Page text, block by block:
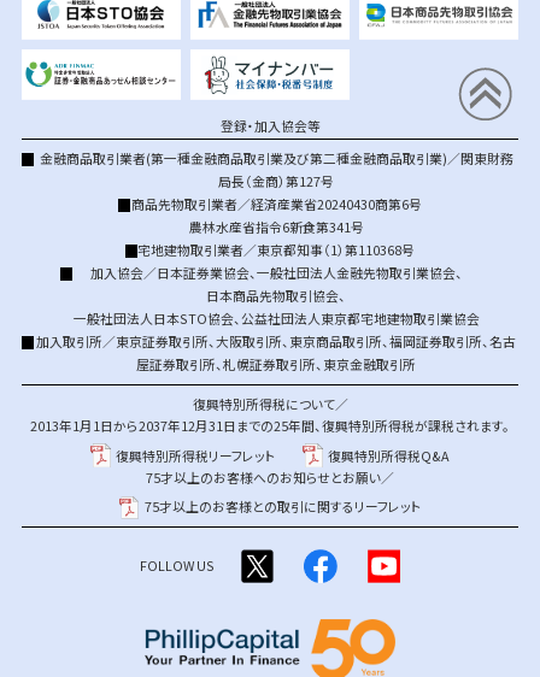
登録・加入協会等
金融商品取引業者(第一種金融商品取引業及び第二種金融商品取引業)／関東財務
局長（金商）第127号
商品先物取引業者／経済産業省20240430商第6号
農林水産省指令6新食第341号
宅地建物取引業者／東京都知事（1）第110368号
加入協会／日本証券業協会、一般社団法人金融先物取引業協会、
日本商品先物取引協会、
一般社団法人日本STO協会、公益社団法人東京都宅地建物取引業協会
加入取引所／東京証券取引所、大阪取引所、 東京商品取引所、福岡証券取引所、名古
屋証券取引所、札幌証券取引所、 東京金融取引所
復興特別所得税について／
2013年1月1日から2037年12月31日までの25年間、復興特別所得税が課税されます。
復興特別所得税リーフレット
復興特別所得税Q&A
75才以上のお客様へのお知らせとお願い／
75才以上のお客様との取引に関するリーフレット
FOLLOW US